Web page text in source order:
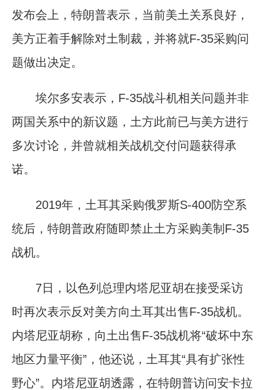
发布会上，特朗普表示，当前美土关系良好，
美方正着手解除对土制裁，并将就F-35采购问
题做出决定。
埃尔多安表示，F-35战斗机相关问题并非
两国关系中的新议题，土方此前已与美方进行
多次讨论，并曾就相关战机交付问题获得承
诺。
2019年，土耳其采购俄罗斯S-400防空系
统后，特朗普政府随即禁止土方采购美制F-35
战机。
7日，以色列总理内塔尼亚胡在接受采访
时再次表示反对美方向土耳其出售F-35战机。
内塔尼亚胡称，向土出售F-35战机将“破坏中东
地区力量平衡”，他还说，土耳其“具有扩张性
野心”。内塔尼亚胡透露，在特朗普访问安卡拉